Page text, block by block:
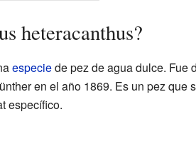
heteracanthus?
especiede pez de agua dulce. Fue
en el año 1869. Es un pez que
específico.